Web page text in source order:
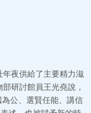
夜供給了主要精力滋
研討館員王光堯說，
公、選賢任能、講信